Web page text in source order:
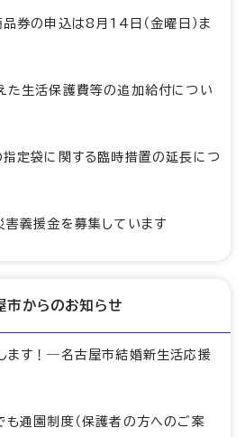
品券の申込は8月14日（金曜日）ま
た生活保護費等の追加給付につい
指定袋に関する臨時措置の延長につ
義援金を募集しています
市からのお知らせ
ます！―名古屋市結婚新生活応援
も通園制度（保護者の方へのご案